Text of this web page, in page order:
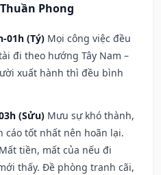
Phong
01h (Tý) Mọi công việc đều
đi theo hướng Tây Nam –
xuất hành thì đều bình
(Sửu) Mưu sự khó thành,
cáo tốt nhất nên hoãn lại.
tiền, mất của nếu đi
thấy. Đề phòng tranh cãi,